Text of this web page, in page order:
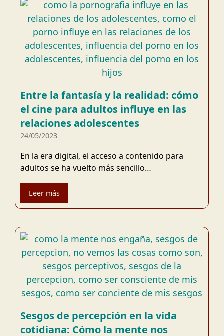
Entre la fantasía y la realidad: cómo
el cine para adultos influye en las
relaciones adolescentes
24/05/2023
En la era digital, el acceso a contenido para
adultos se ha vuelto más sencillo…
Leer más
Sesgos de percepción en la vida
cotidiana: Cómo la mente nos